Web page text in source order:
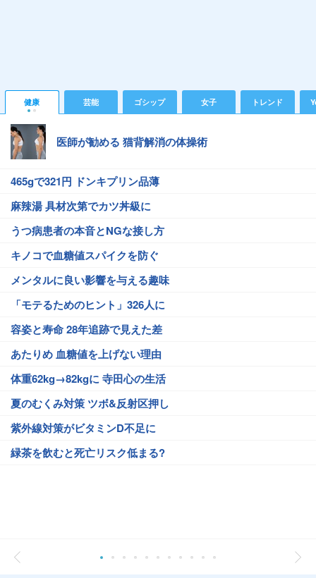
健康 芸能 ゴシップ 女子 トレンド
医師が勧める 猫背解消の体操術
465gで321円 ドンキプリン品薄
麻辣湯 具材次第でカツ丼級に
うつ病患者の本音とNGな接し方
キノコで血糖値スパイクを防ぐ
メンタルに良い影響を与える趣味
「モテるためのヒント」326人に
容姿と寿命 28年追跡で見えた差
あたりめ 血糖値を上げない理由
体重62kg→82kgに 寺田心の生活
夏のむくみ対策 ツボ&反射区押し
紫外線対策がビタミンD不足に
緑茶を飲むと死亡リスク低まる?